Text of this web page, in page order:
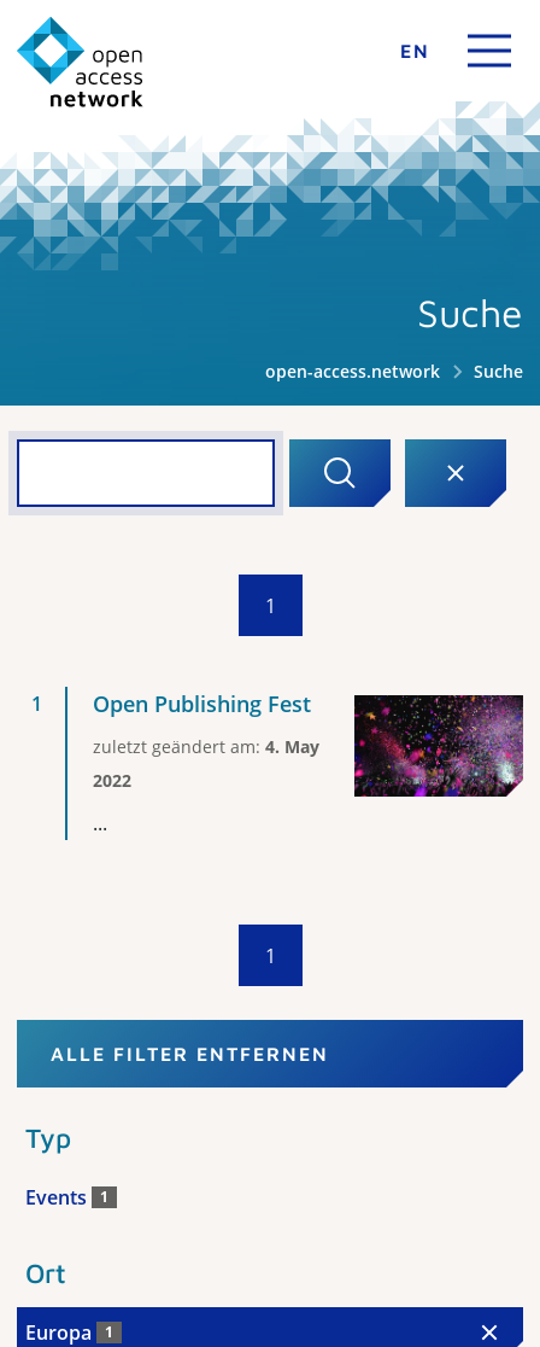
EN
Suche
open-access.network Suche
1
Open Publishing Fest
zuletzt geändert am: 4. May
2022
...
1
ALLE FILTER ENTFERNEN
Typ
Events 1
Ort
Europa 1